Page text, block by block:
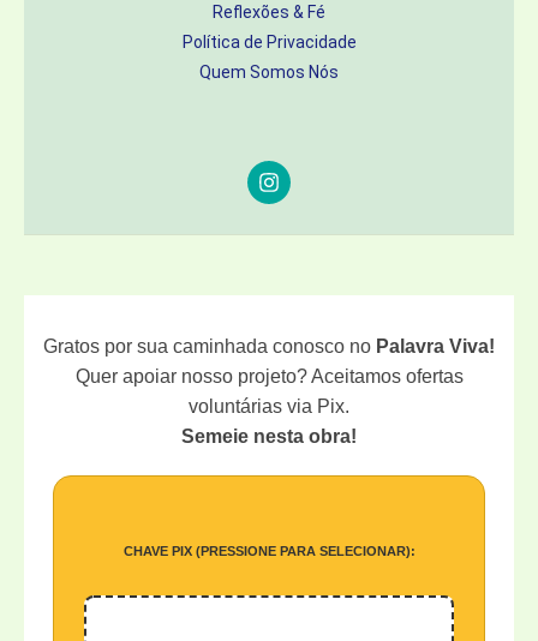
Reflexões & Fé
Política de Privacidade
Quem Somos Nós
Gratos por sua caminhada conosco no Palavra Viva!
Quer apoiar nosso projeto? Aceitamos ofertas
voluntárias via Pix.
Semeie nesta obra!
CHAVE PIX (PRESSIONE PARA SELECIONAR):